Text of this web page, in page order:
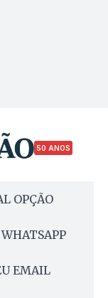
50 ANOS
OPÇÃO
EMAIL